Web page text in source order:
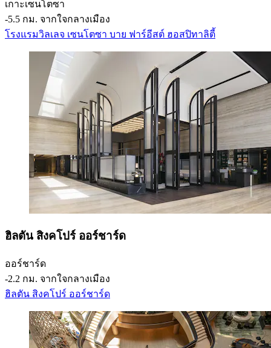
เกาะเซนโตซา
‐5.5 กม. จากใจกลางเมือง
โรงแรมวิลเลจ เซนโตซา บาย ฟาร์อีสต์ ฮอสปิทาลิตี้
ฮิลตัน สิงคโปร์ ออร์ชาร์ด
ออร์ชาร์ด
‐2.2 กม. จากใจกลางเมือง
ฮิลตัน สิงคโปร์ ออร์ชาร์ด